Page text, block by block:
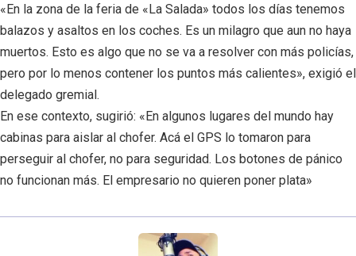
«En la zona de la feria de «La Salada» todos los días tenemos
balazos y asaltos en los coches. Es un milagro que aun no haya
muertos. Esto es algo que no se va a resolver con más policías,
pero por lo menos contener los puntos más calientes», exigió el
delegado gremial.
En ese contexto, sugirió: «En algunos lugares del mundo hay
cabinas para aislar al chofer. Acá el GPS lo tomaron para
perseguir al chofer, no para seguridad. Los botones de pánico
no funcionan más. El empresario no quieren poner plata»